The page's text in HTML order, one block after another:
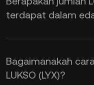
terdapat dalam
Bagaimanakah
LUKSO (LYX)?